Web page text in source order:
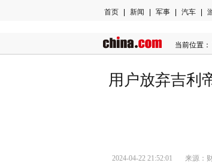
首页 新闻 军事 汽车
当前位置：
用户放弃吉利
2024-04-22 21:52:01 来源：